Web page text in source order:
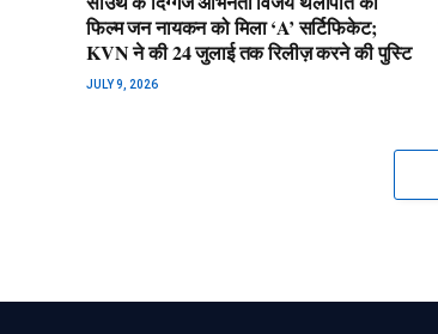
फिल्म जन नायकन को मिला ‘A’ सर्टिफिकेट;
KVN ने की 24 जुलाई तक रिलीज़ करने की पुस्टि
JULY 9, 2026